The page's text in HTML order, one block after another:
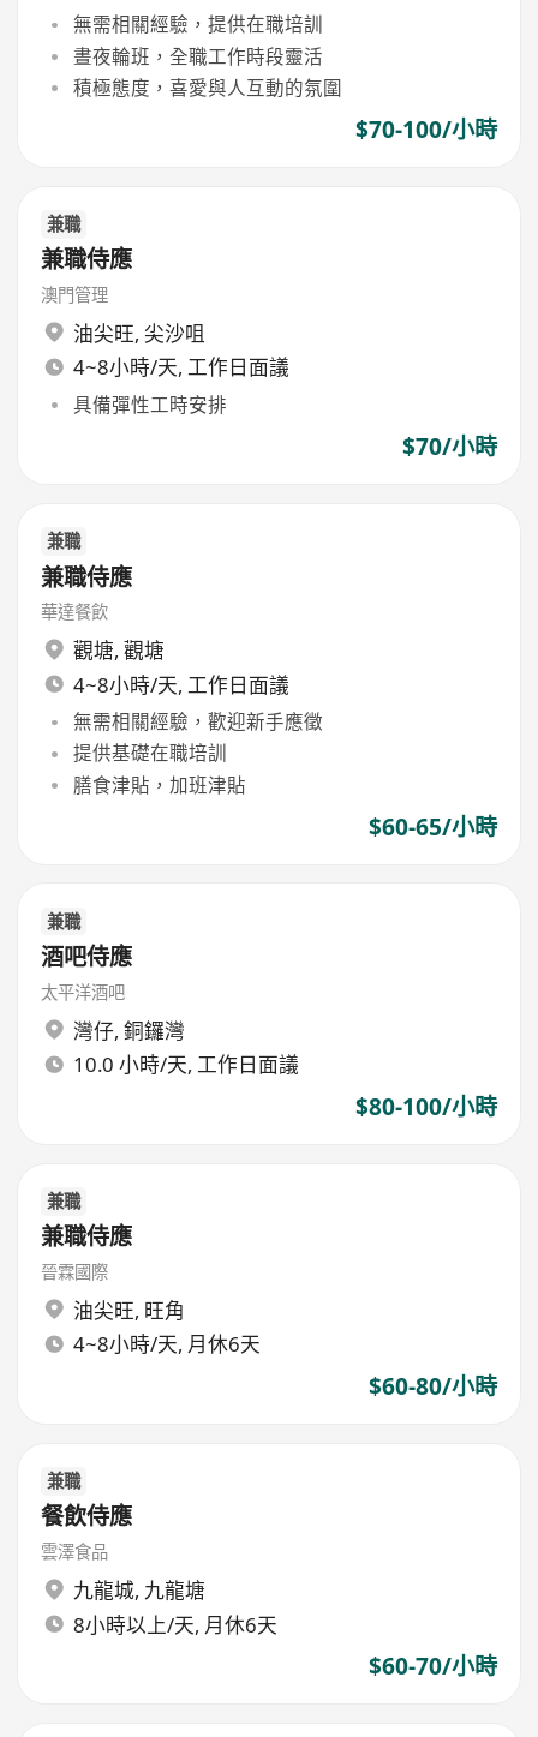
無需相關經驗，提供在職培訓
晝夜輪班，全職工作時段靈活
積極態度，喜愛與人互動的氛圍
$70-100/小時
兼職
兼職侍應
澳門管理
油尖旺, 尖沙咀
4~8小時/天, 工作日面議
具備彈性工時安排
$70/小時
兼職
兼職侍應
華達餐飲
觀塘, 觀塘
4~8小時/天, 工作日面議
無需相關經驗，歡迎新手應徵
提供基礎在職培訓
膳食津貼，加班津貼
$60-65/小時
兼職
酒吧侍應
太平洋酒吧
灣仔, 銅鑼灣
10.0 小時/天, 工作日面議
$80-100/小時
兼職
兼職侍應
晉霖國際
油尖旺, 旺角
4~8小時/天, 月休6天
$60-80/小時
兼職
餐飲侍應
雲澤食品
九龍城, 九龍塘
8小時以上/天, 月休6天
$60-70/小時